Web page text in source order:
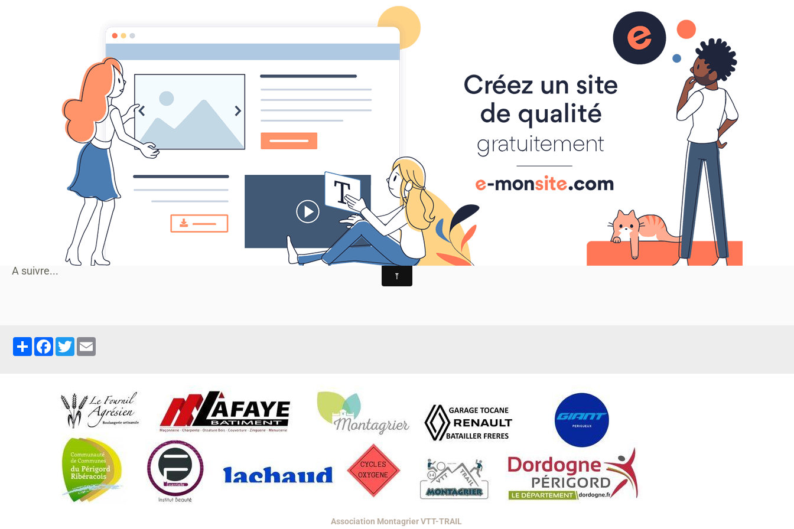
MONTAGRIER VTT-TRAIL
association montagrier sports loisirs
ECOLE VTT CENTRE SPORTS NATURE CCPR Actualités AGENDA MANIFESTATIONS
2015 VTT Régional UFOLEP
Régional UFOLEP
Belges Régional UFOLEP
Brice CLEMENT participait ce week-end au championat régional UFOLEP support également de la coupe de dordogne.
Il se classe 10° en Minimes pour la coupe régionale et 4° de la coupe départementale.
A suivre...
PartagerFacebook
Twitter
Association Montagrier VTT-TRAIL